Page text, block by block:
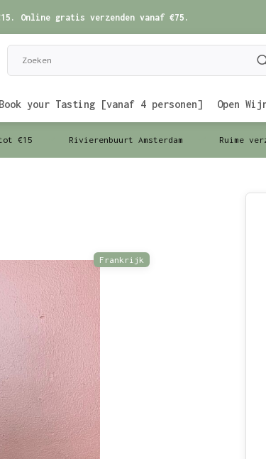
Online gratis verzenden vanaf €75.
your Tasting [vanaf 4 personen] Open
€15 Rivierenbuurt Amsterdam Ruime
Frankrijk